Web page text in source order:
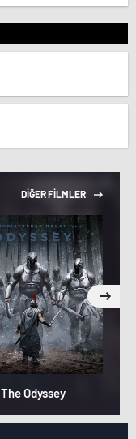
DİĞER FİLMLER
The Odyssey